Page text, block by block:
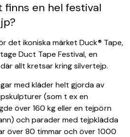
en hel festival
det ikoniska märket Duck® Tape,
Duct Tape Festival, en
allt kretsar kring silvertejp.
med kläder helt gjorda av
(som t ex en
över 160 kg eller en tejpörn
och parader med tejpklädda
över 80 timmar och över 1000